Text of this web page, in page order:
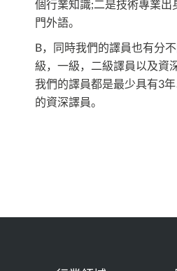
個行業知識;二是技術專業出
門外語。
B，同時我們的譯員也有分
級，一級，二級譯員以及資
我們的譯員都是最少具有3
的資深譯員。